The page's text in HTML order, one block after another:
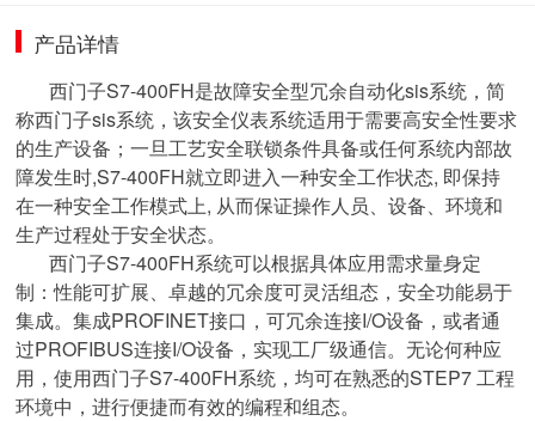
产品详情
西门子S7-400FH是故障安全型冗余自动化sis系统，简
称西门子sis系统，该安全仪表系统适用于需要高安全性要求
的生产设备；一旦工艺安全联锁条件具备或任何系统内部故
障发生时,S7-400FH就立即进入一种安全工作状态, 即保持
在一种安全工作模式上, 从而保证操作人员、设备、环境和
生产过程处于安全状态。
西门子S7-400FH系统可以根据具体应用需求量身定
制：性能可扩展、卓越的冗余度可灵活组态，安全功能易于
集成。集成PROFINET接口，可冗余连接I/O设备，或者通
过PROFIBUS连接I/O设备，实现工厂级通信。无论何种应
用，使用西门子S7-400FH系统，均可在熟悉的STEP7 工程
环境中，进行便捷而有效的编程和组态。